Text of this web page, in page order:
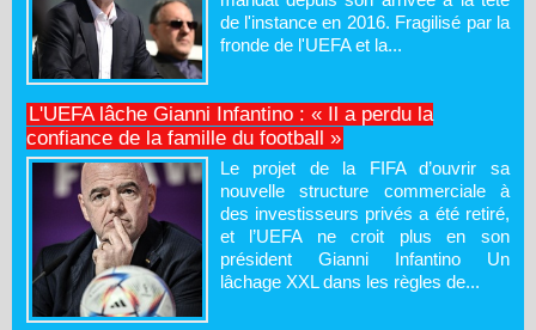
de l'instance en 2016. Fragilisé par la
fronde de l'UEFA et la...
L'UEFA lâche Gianni Infantino : « Il a perdu la
confiance de la famille du football »
Le projet de la FIFA d’ouvrir sa
nouvelle structure commerciale à
des investisseurs privés a été retiré,
et l’UEFA ne croit plus en son
président Gianni Infantino Un
lâchage XXL dans les règles de...